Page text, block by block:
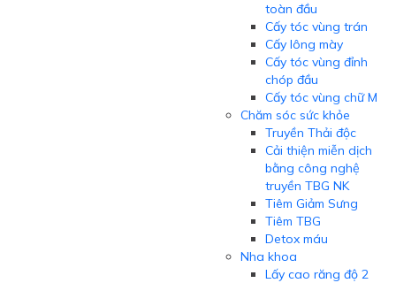
toàn đầu
Cấy tóc vùng trán
Cấy lông mày
Cấy tóc vùng đỉnh
chóp đầu
Cấy tóc vùng chữ M
Chăm sóc sức khỏe
Truyền Thải độc
Cải thiện miễn dịch
bằng công nghệ
truyền TBG NK
Tiêm Giảm Sưng
Tiêm TBG
Detox máu
Nha khoa
Lấy cao răng độ 2